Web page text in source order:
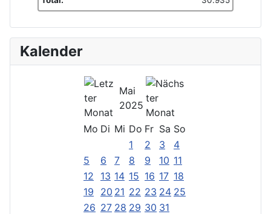
Kalender
Mai
2025
Mo Di Mi Do Fr Sa So
1
2 3
4
5
6 7 8 9 10 11
12
13 14 15 16 17 18
19
20 21 22 23 24 25
26 27 28 29 30 31